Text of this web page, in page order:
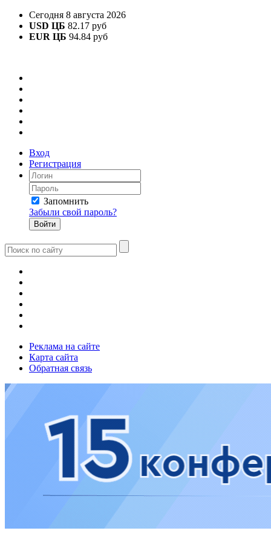
Сегодня 8 августа 2026
USD ЦБ 82.17 руб
EUR ЦБ 94.84 руб
Вход
Регистрация
Запомнить
Забыли свой пароль?
Реклама на сайте
Карта сайта
Обратная связь